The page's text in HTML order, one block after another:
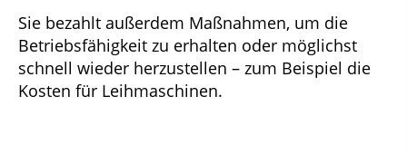
Sie bezahlt außerdem Maßnahmen, um die
Betriebsfähigkeit zu erhalten oder möglichst
schnell wieder herzustellen – zum Beispiel die
Kosten für Leihmaschinen.